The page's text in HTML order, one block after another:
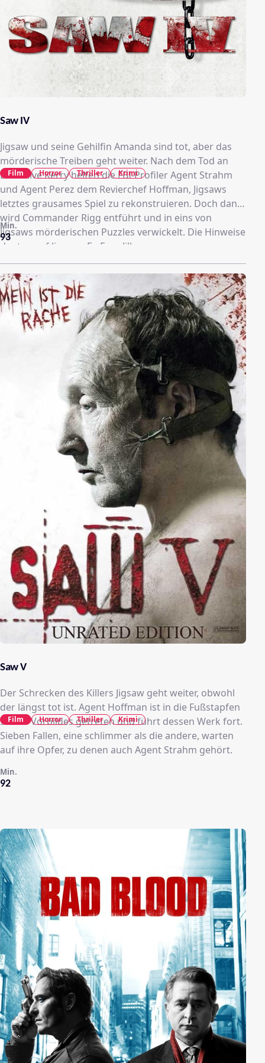
Saw IV
Jigsaw und seine Gehilfin Amanda sind tot, aber das
mörderische Treiben geht weiter. Nach dem Tod an
Detective Kerry helfen die FBI-Profiler Agent Strahm
und Agent Perez dem Revierchef Hoffman, Jigsaws
letztes grausames Spiel zu rekonstruieren. Doch dann
wird Commander Rigg entführt und in eins von
Jigsaws mörderischen Puzzles verwickelt. Die Hinweise
deuten auf Jigsaws Ex-Frau Jill...
93
Min.
Film Horror Thriller Krimi
Saw V
Der Schrecken des Killers Jigsaw geht weiter, obwohl
der längst tot ist. Agent Hoffman ist in die Fußstapfen
seines Vorbildes getreten und führt dessen Werk fort.
Sieben Fallen, eine schlimmer als die andere, warten
auf ihre Opfer, zu denen auch Agent Strahm gehört.
92
Min.
Film Horror Thriller Krimi